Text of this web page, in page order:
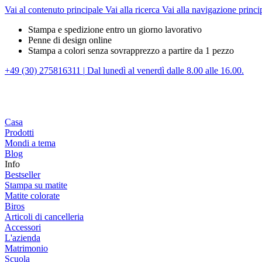
Vai al contenuto principale Vai alla ricerca Vai alla navigazione
Stampa e spedizione entro un giorno lavorativo
Penne di design online
Stampa a colori senza sovrapprezzo a partire da 1 pezzo
+49 (30) 275816311 | Dal lunedì al venerdì dalle 8.00 alle 16.00.
Casa
Prodotti
Mondi a tema
Blog
Info
Bestseller
Stampa su matite
Matite colorate
Biros
Articoli di cancelleria
Accessori
L'azienda
Matrimonio
Scuola